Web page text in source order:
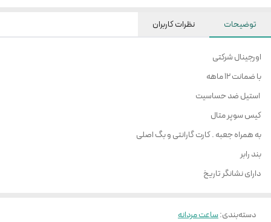
توضیحات نظرات کاربران
اورجینال شرکتی
با ضمانت 12 ماهه
استیل ضد حساسیت
کیس سوپر متال
به همراه جعبه . کارت گارانتی و بگ اصلی
بند رابر
دارای نشانگر تاریخ
دسته‌بندی:ساعت مردانه